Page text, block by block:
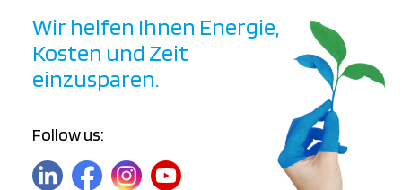
Wir helfen Ihnen Energie,
Kosten und Zeit
einzusparen.
Follow us: